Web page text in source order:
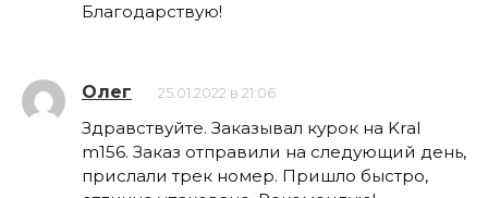
Благодарствую!
Олег 25.01.2022 в 21:06
Здравствуйте. Заказывал курок на Kral
m156. Заказ отправили на следующий день,
прислали трек номер. Пришло быстро,